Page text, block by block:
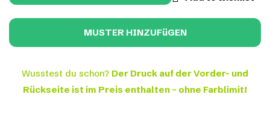
Wusstest du schon? Der Druck auf der Vorder- und
Rückseite ist im Preis enthalten – ohne Farblimit!